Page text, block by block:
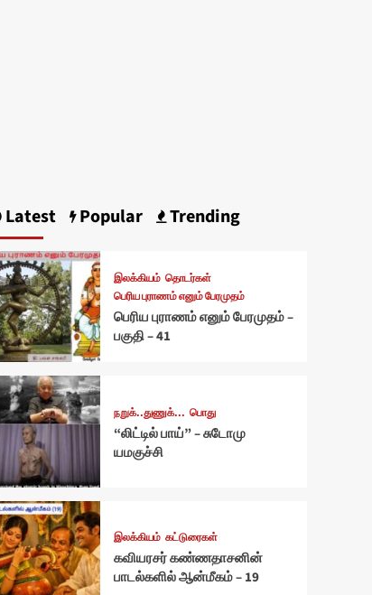
Latest Popular Trending
இலக்கியம் தொடர்கள்
பெரிய புராணம் எனும் பேரமுதம்
பெரிய புராணம் எனும் பேரமுதம் –
பகுதி – 41
நறுக்..துணுக்... பொது
“லிட்டில் பாய்” – சுடோமு
யமகுச்சி
இலக்கியம் கட்டுரைகள்
கவியரசர் கண்ணதாசனின்
பாடல்களில் ஆன்மீகம் – 19